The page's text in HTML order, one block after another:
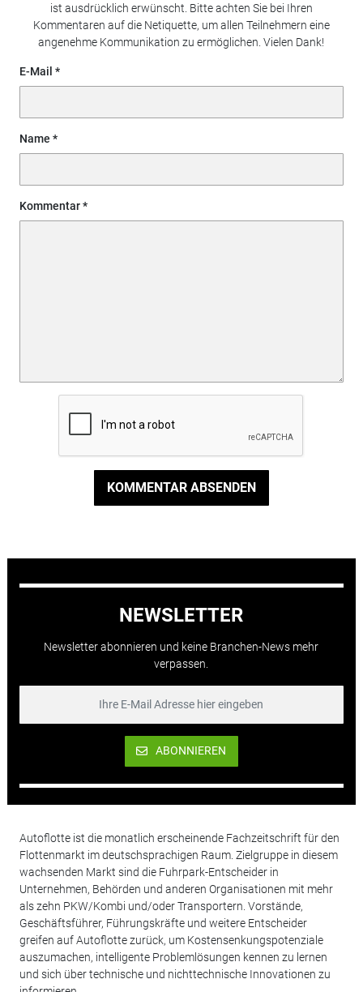
ist ausdrücklich erwünscht. Bitte achten Sie bei Ihren
Kommentaren auf die Netiquette, um allen Teilnehmern eine
angenehme Kommunikation zu ermöglichen. Vielen Dank!
E-Mail
Name
Kommentar
KOMMENTAR ABSENDEN
NEWSLETTER
Newsletter abonnieren und keine Branchen-News mehr
verpassen.
ABONNIEREN
Autoflotte ist die monatlich erscheinende Fachzeitschrift für den
Flottenmarkt im deutschsprachigen Raum. Zielgruppe in diesem
wachsenden Markt sind die Fuhrpark-Entscheider in
Unternehmen, Behörden und anderen Organisationen mit mehr
als zehn PKW/Kombi und/oder Transportern. Vorstände,
Geschäftsführer, Führungskräfte und weitere Entscheider
greifen auf Autoflotte zurück, um Kostensenkungspotenziale
auszumachen, intelligente Problemlösungen kennen zu lernen
und sich über technische und nichttechnische Innovationen zu